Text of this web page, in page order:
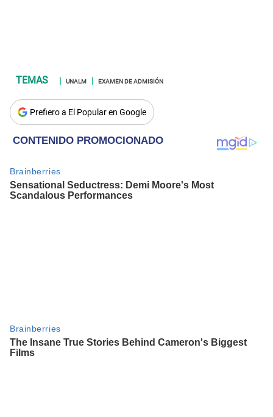
UNALM EXAMEN DE ADMISIÓN
Prefiero a El Popular en Google